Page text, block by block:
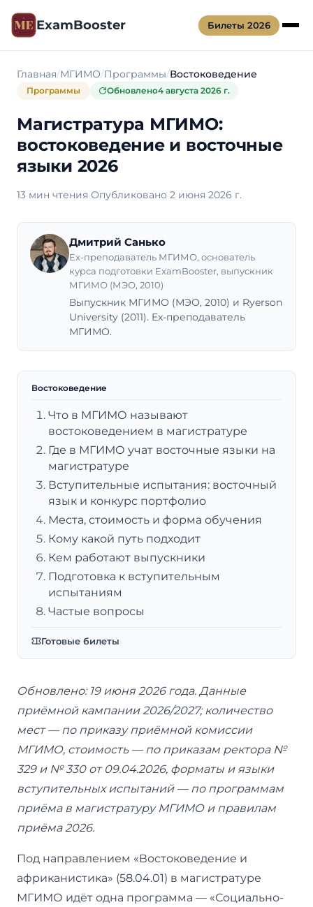
ExamBooster Билеты 2026
Главная МГИМО Программы Востоковедение
Программы Обновлено4 августа 2026 г.
Магистратура МГИМО:
востоковедение и восточные
языки 2026
13 мин чтения·Опубликовано 2 июня 2026 г.
Дмитрий Санько
Ex-преподаватель МГИМО, основатель
курса подготовки ExamBooster, выпускник
МГИМО (МЭО, 2010)
Выпускник МГИМО (МЭО, 2010) и Ryerson
University (2011). Ex-преподаватель
МГИМО.
Востоковедение
Что в МГИМО называют
востоковедением в магистратуре
Где в МГИМО учат восточные языки на
магистратуре
Вступительные испытания: восточный
язык и конкурс портфолио
Места, стоимость и форма обучения
Кому какой путь подходит
Кем работают выпускники
Подготовка к вступительным
испытаниям
Частые вопросы
Готовые билеты
Обновлено: 19 июня 2026 года. Данные
приёмной кампании 2026/2027; количество
мест — по приказу приёмной комиссии
МГИМО, стоимость — по приказам ректора №
329 и № 330 от 09.04.2026, форматы и языки
вступительных испытаний — по программам
приёма в магистратуру МГИМО и правилам
приёма 2026.
Под направлением «Востоковедение и
африканистика» (58.04.01) в магистратуре
МГИМО идёт одна программа — «Социально-